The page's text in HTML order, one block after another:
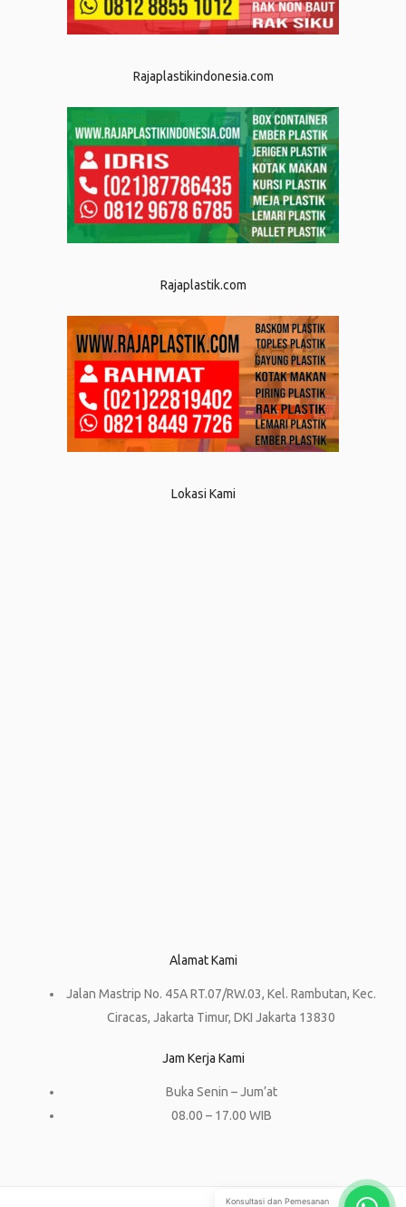
Rajaplastikindonesia.com
Rajaplastik.com
Lokasi Kami
Alamat Kami
Jalan Mastrip No. 45A RT.07/RW.03, Kel. Rambutan, Kec.
Ciracas, Jakarta Timur, DKI Jakarta 13830
Jam Kerja Kami
Buka Senin – Jum’at
08.00 – 17.00 WIB
Konsultasi dan Pemesanan